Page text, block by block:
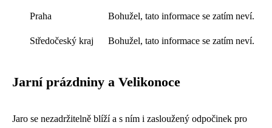
Praha Bohužel, tato informace se zatím neví.
Středočeský kraj Bohužel, tato informace se zatím neví.
Jarní prázdniny a Velikonoce
Jaro se nezadržitelně blíží a s ním i zasloužený odpočinek pro